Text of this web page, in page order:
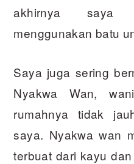
akhirnya saya
menggunakan batu
Saya juga sering
Nyakwa Wan,
rumahnya tidak
saya. Nyakwa wan
terbuat dari kayu